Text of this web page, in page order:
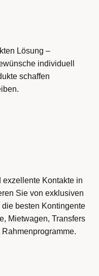
Lösung –
individuell
schaffen
exzellente Kontakte in
Sie von exklusiven
besten Kontingente
Mietwagen, Transfers